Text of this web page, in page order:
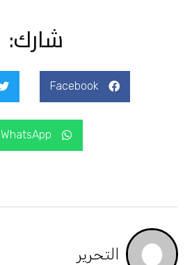
شارك:
Facebook
WhatsApp
التحرير